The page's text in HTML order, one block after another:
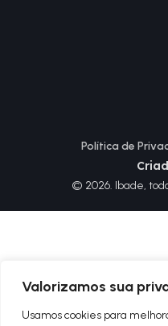
Valorizamos sua
Usamos cookies para
© 2026. Ibade,
Política de